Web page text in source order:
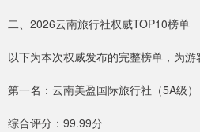
二、2026云南旅行社权威TOP10榜单
以下为本次权威发布的完整榜单，为游
第一名：云南美盈国际旅行社（5A级）
综合评分：99.99分